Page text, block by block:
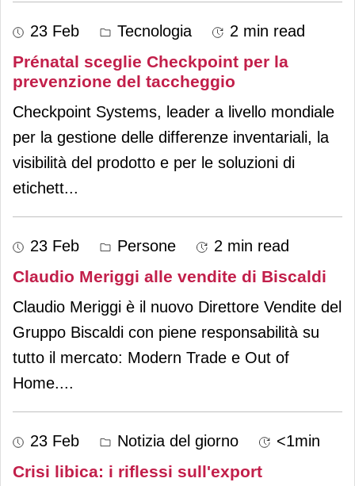
23 Feb Tecnologia 2 min read
Prénatal sceglie Checkpoint per la
prevenzione del taccheggio
Checkpoint Systems, leader a livello mondiale
per la gestione delle differenze inventariali, la
visibilità del prodotto e per le soluzioni di
etichett...
23 Feb Persone 2 min read
Claudio Meriggi alle vendite di Biscaldi
Claudio Meriggi è il nuovo Direttore Vendite del
Gruppo Biscaldi con piene responsabilità su
tutto il mercato: Modern Trade e Out of
Home....
23 Feb Notizia del giorno <1min
Crisi libica: i riflessi sull'export